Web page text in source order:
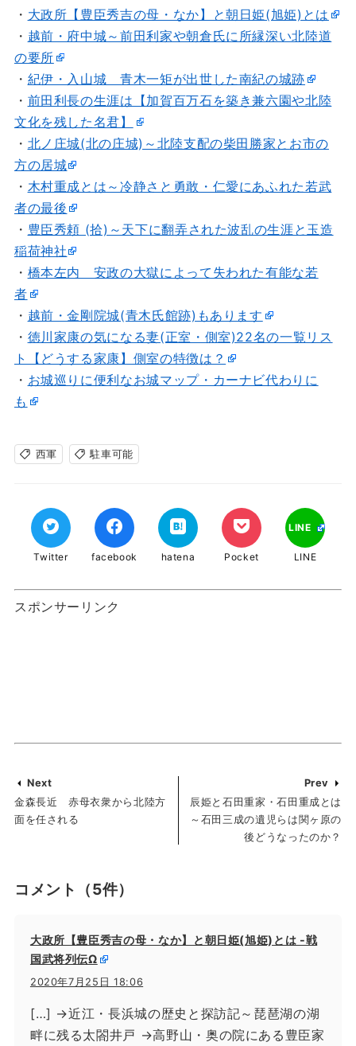
・ 大政所【豊臣秀吉の母・なか】と朝日姫(旭姫)とは
・ 越前・府中城～前田利家や朝倉氏に所縁深い北陸道
の要所
・ 紀伊・入山城 青木一矩が出世した南紀の城跡
・ 前田利長の生涯は【加賀百万石を築き兼六園や北陸
文化を残した名君】
・ 北ノ庄城(北の庄城)～北陸支配の柴田勝家とお市の
方の居城
・ 木村重成とは～冷静さと勇敢・仁愛にあふれた若武
者の最後
・ 豊臣秀頼 (拾)～天下に翻弄された波乱の生涯と玉造
稲荷神社
・ 橋本左内 安政の大獄によって失われた有能な若
者
・ 越前・金剛院城(青木氏館跡)もあります
・ 徳川家康の気になる妻(正室・側室)22名の一覧リス
ト【どうする家康】側室の特徴は？
・ お城巡りに便利なお城マップ・カーナビ代わりに
も
西軍 駐車可能
Twitter facebook hatena Pocket
LINE
LINE
スポンサーリンク
Next
金森長近 赤母衣衆から北陸方
面を任される
Prev
辰姫と石田重家・石田重成とは
～石田三成の遺児らは関ヶ原の
後どうなったのか？
コメント （5件）
大政所【豊臣秀吉の母・なか】と朝日姫(旭姫)とは -戦
国武将列伝Ω
2020年7月25日 18:06
[…] →近江・長浜城の歴史と探訪記～琵琶湖の湖
畔に残る太閤井戸 →高野山・奥の院にある豊臣家